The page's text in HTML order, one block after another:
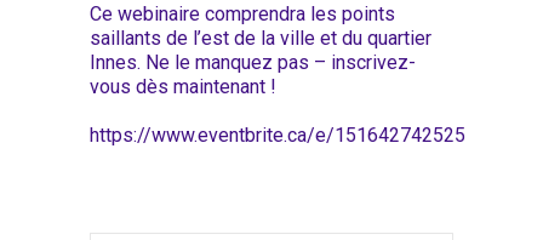
Ce webinaire comprendra les points
saillants de l’est de la ville et du quartier
Innes. Ne le manquez pas – inscrivez-
vous dès maintenant !
https://www.eventbrite.ca/e/151642742525